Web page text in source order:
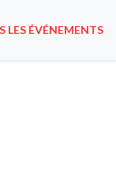
LES ÉVÉNEMENTS